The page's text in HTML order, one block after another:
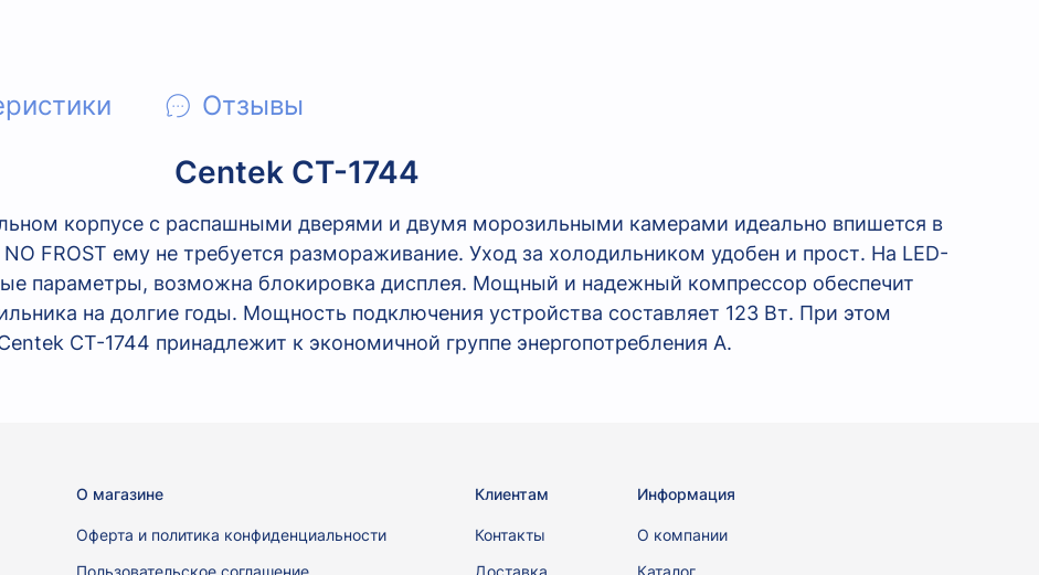
Отзывы
Centek CT-1744
корпусе с распашными дверями и двумя морозильными камерами идеально впишется в
FROST ему не требуется размораживание. Уход за холодильником удобен и прост. На LED-
параметры, возможна блокировка дисплея. Мощный и надежный компрессор обеспечит
на долгие годы. Мощность подключения устройства составляет 123 Вт. При этом
CT-1744 принадлежит к экономичной группе энергопотребления А.
О магазине
Оферта и политика конфиденциальности
Клиентам
Контакты
Информация
О компании